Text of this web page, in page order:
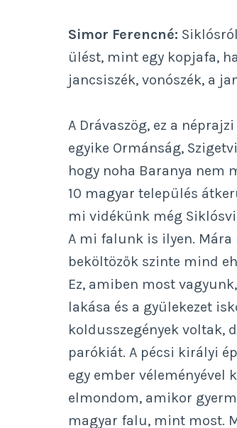
Simor Ferencné:
ülést, mint egy kopjafa,
jancsiszék, vonószék, a
A Drávaszög, ez a
egyike Ormánság,
hogy noha Baranya nem
10 magyar település
mi vidékünk még
A mi falunk is ilyen.
beköltözők szinte mind
Ez, amiben most
lakása és a gyülekezet
koldusszegények voltak,
parókiát. A pécsi királyi
egy ember véleményével
elmondom, amikor
magyar falu, mint most.